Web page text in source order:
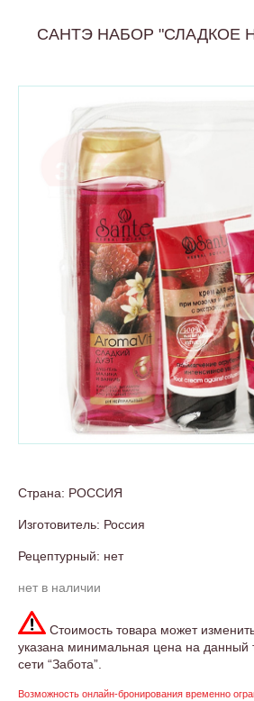
САНТЭ НАБОР "СЛАДКОЕ
Страна: РОССИЯ
Изготовитель: Россия
Рецептурный: нет
нет в наличии
Стоимость товара может
указана минимальная цена на данный
сети “Забота”.
Возможность онлайн-бронирования временно